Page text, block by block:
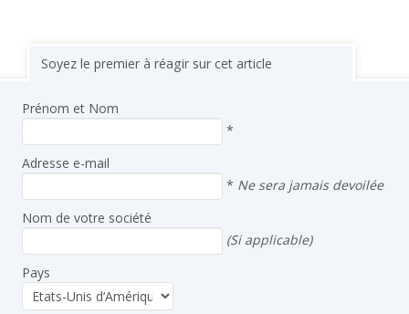
Soyez le premier à réagir sur cet article
Prénom et Nom
*
Adresse e-mail
* Ne sera jamais devoilée
Nom de votre société
(Si applicable)
Pays